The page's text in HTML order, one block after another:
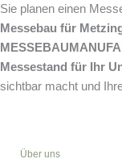
Sie planen einen
Messebau für
Messestand für Ihr
sichtbar macht und
Über uns